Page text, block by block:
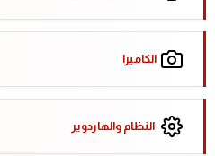
الكاميرا
النظام والهاردوير